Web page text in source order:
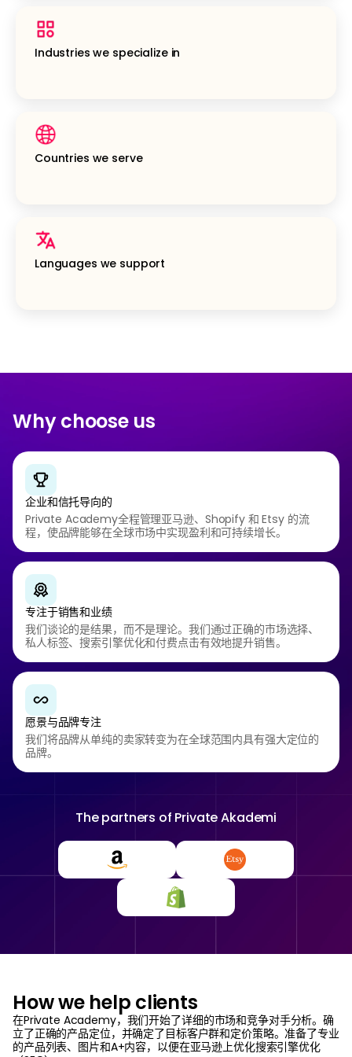
Industries we specialize in
Countries we serve
Languages we support
Why choose us
企业和信托导向的
Private Academy全程管理亚马逊、Shopify 和 Etsy 的流
程，使品牌能够在全球市场中实现盈利和可持续增长。
专注于销售和业绩
我们谈论的是结果，而不是理论。我们通过正确的市场选择、
私人标签、搜索引擎优化和付费点击有效地提升销售。
愿景与品牌专注
我们将品牌从单纯的卖家转变为在全球范围内具有强大定位的
品牌。
The partners of Private Akademi
How we help clients
在Private Academy，我们开始了详细的市场和竞争对手分析。确
立了正确的产品定位，并确定了目标客户群和定价策略。准备了专业
的产品列表、图片和A+内容，以便在亚马逊上优化搜索引擎优化